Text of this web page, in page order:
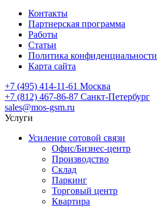
Контакты
Партнерская программа
Работы
Статьи
Политика конфиденциальности
Карта сайта
+7 (495) 414-11-61 Москва
+7 (812) 467-86-87 Санкт-Петербург
sales@mos-gsm.ru
Услуги
Усиление сотовой связи
Офис/Бизнес-центр
Производство
Склад
Паркинг
Торговый центр
Квартира